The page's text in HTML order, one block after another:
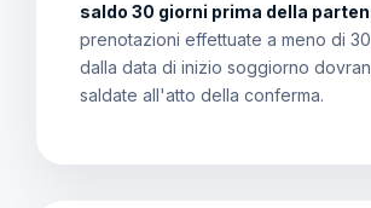
saldo 30 giorni prima della
prenotazioni effettuate a meno di
dalla data di inizio soggiorno
saldate all'atto della conferma.